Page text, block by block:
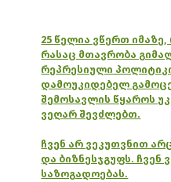
25 წელია ვწერთ იმაზე,
რასაც მთავრობა
რეპრესიული
დამოუკიდებელ
შემოსავლის წყაროს
ვეღარ შევძლებთ.
ჩვენ არ ვეკუთვნით
და ბიზნესჯგუფს. ჩვენ
საზოგადოებას.